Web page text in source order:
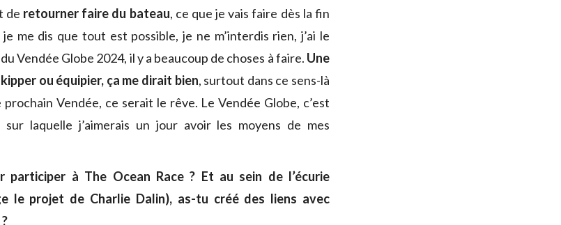
de retourner faire du bateau, ce que je vais faire dès la fin
me dis que tout est possible, je ne m’interdis rien, j’ai le
Vendée Globe 2024, il y a beaucoup de choses à faire. Une
ou équipier, ça me dirait bien, surtout dans ce sens-là
Vendée, ce serait le rêve. Le Vendée Globe, c’est
laquelle j’aimerais un jour avoir les moyens de mes
à The Ocean Race ? Et au sein de l’écurie
le projet de Charlie Dalin), as-tu créé des liens avec